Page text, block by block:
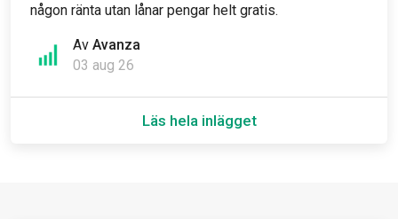
Av Avanza
03 aug 26
någon ränta utan lånar pengar helt gratis.
Läs hela inlägget